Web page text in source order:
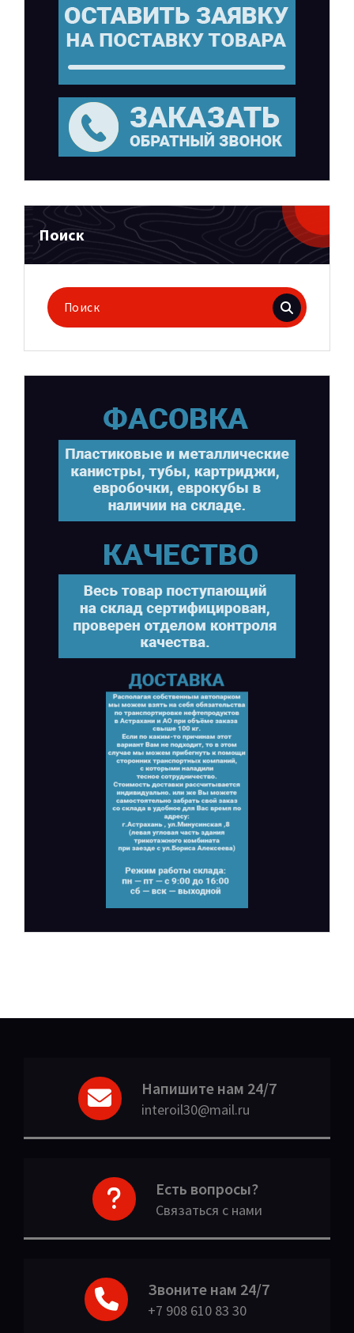
Поиск
Поиск
для:
Напишите нам 24/7
interoil30@mail.ru
Есть вопросы?
Связаться с нами
Звоните нам 24/7
+7 908 610 83 30